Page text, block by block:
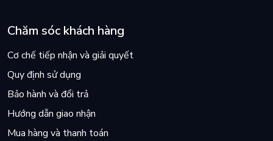
Chăm sóc khách hàng
Cơ chế tiếp nhận và giải quyết
Quy định sử dụng
Bảo hành và đổi trả
Hướng dẫn giao nhận
Mua hàng và thanh toán